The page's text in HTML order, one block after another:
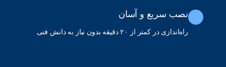
نصب سریع و آسان
راه‌اندازی در کمتر از ۲۰ دقیقه بدون نیاز به دانش فنی